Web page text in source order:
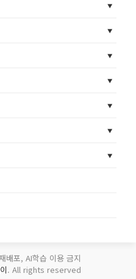
배포, AI학습 이용 금지
. All rights reserved